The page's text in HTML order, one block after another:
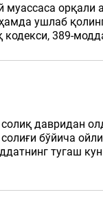
ушлаб
389-
давридан
бўйича
тугаш